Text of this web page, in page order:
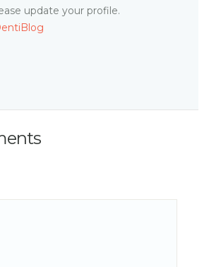
update your profile.